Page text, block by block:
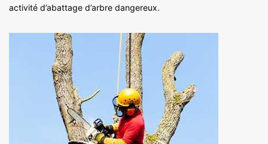
activité d’abattage d’arbre dangereux.